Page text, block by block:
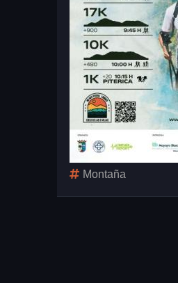
Montaña